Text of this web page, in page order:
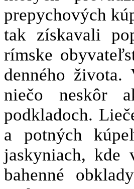
prepychových
tak získavali
rímske
denného
niečo neskôr
podkladoch.
a potných
jaskyniach, kde
bahenné